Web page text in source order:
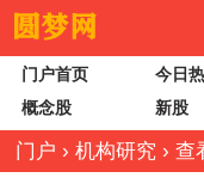
门户首页 今日
概念股
新股
门户 › 机构研究 › 查